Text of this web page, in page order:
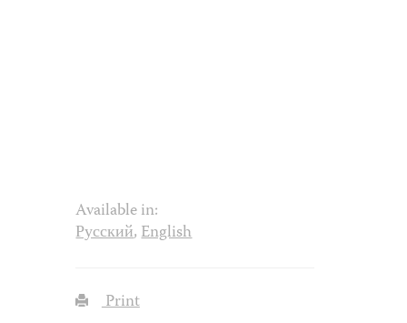
Available in:
Русский,English
Print